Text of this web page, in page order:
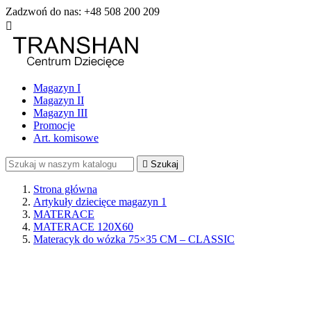
Zadzwoń do nas: +48 508 200 209

Magazyn I
Magazyn II
Magazyn III
Promocje
Art. komisowe
 Szukaj
Strona główna
Artykuły dziecięce magazyn 1
MATERACE
MATERACE 120X60
Materacyk do wózka 75×35 CM – CLASSIC